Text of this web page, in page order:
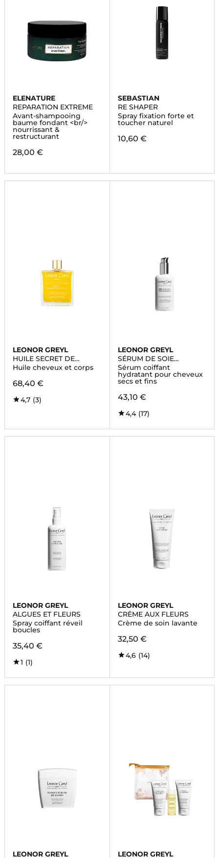
ELENATURE
REPARATION EXTREME
Avant-shampooing
baume fondant <br/>
nourrissant &
restructurant
28,00 €
SEBASTIAN
RE SHAPER
Spray fixation forte et
toucher naturel
10,60 €
LEONOR GREYL
HUILE SECRET DE
BEAUTÉ
Huile cheveux et corps
68,40 €
4,7 (3)
LEONOR GREYL
SÉRUM DE SOIE
SUBLIMATEUR
Sérum coiffant
hydratant pour cheveux
secs et fins
43,10 €
4,4 (17)
LEONOR GREYL
ALGUES ET FLEURS
Spray coiffant réveil
boucles
35,40 €
1 (1)
LEONOR GREYL
CRÈME AUX FLEURS
Crème de soin lavante
32,50 €
4,6 (14)
LEONOR GREYL LEONOR GREYL